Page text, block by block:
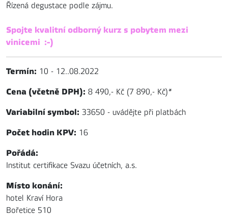
Řízená degustace podle zájmu.
Spojte kvalitní odborný kurz s pobytem mezi
vinicemi :-)
Termín: 10 - 12..08.2022
Cena (včetně DPH): 8 490,- Kč (7 890,- Kč)*
Variabilní symbol: 33650 - uvádějte při platbách
Počet hodin KPV: 16
Pořádá:
Institut certifikace Svazu účetních, a.s.
Místo konání:
hotel Kraví Hora
Bořetice 510